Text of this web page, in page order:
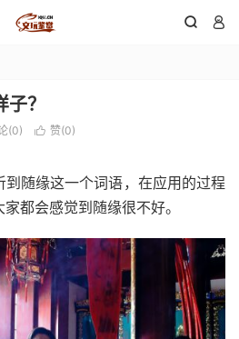
 
？
(0)  赞(0)
随缘这一个词语，在应用的过程
都会感觉到随缘很不好。